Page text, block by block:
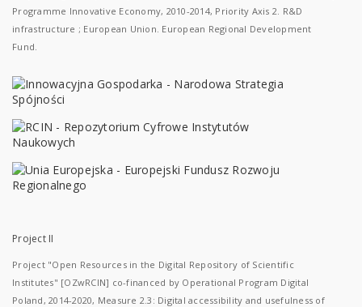
Programme Innovative Economy, 2010-2014, Priority Axis 2. R&D
infrastructure ; European Union. European Regional Development
Fund.
Project II
Project "Open Resources in the Digital Repository of Scientific
Institutes" [OZwRCIN] co-financed by Operational Program Digital
Poland, 2014-2020, Measure 2.3: Digital accessibility and usefulness of